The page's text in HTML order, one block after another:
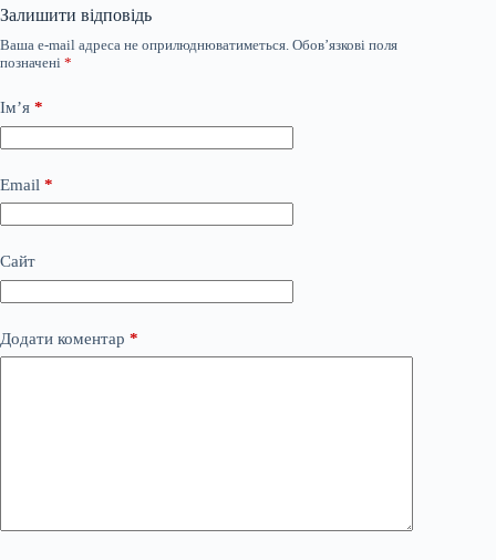
Залишити відповідь
Ваша e-mail адреса не оприлюднюватиметься. Обов’язкові поля
позначені *
Ім’я *
Email *
Сайт
Додати коментар *